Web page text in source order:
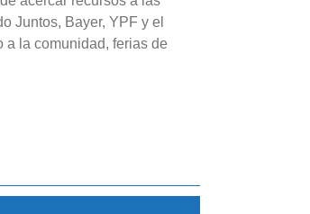
Juntos, Bayer, YPF y el
la comunidad, ferias de